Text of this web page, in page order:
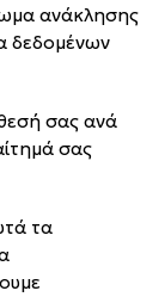
ανάκλησης
δεδομένων
σας ανά
σας
τα